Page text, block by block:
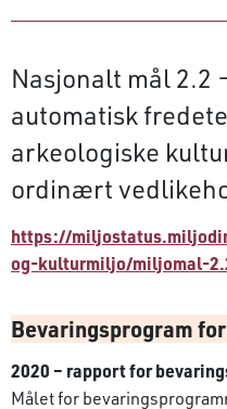
Nasjonalt mål
automatisk
arkeologiske
ordinært
https://
og-kulturmiljo/miljomal-
Bevaringsprogram
2020 – rapport for
Målet for